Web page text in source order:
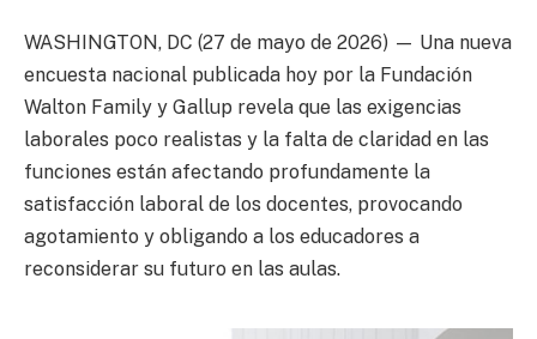
WASHINGTON, DC (27 de mayo de 2026) — Una nueva
encuesta nacional publicada hoy por la Fundación
Walton Family y Gallup revela que las exigencias
laborales poco realistas y la falta de claridad en las
funciones están afectando profundamente la
satisfacción laboral de los docentes, provocando
agotamiento y obligando a los educadores a
reconsiderar su futuro en las aulas.